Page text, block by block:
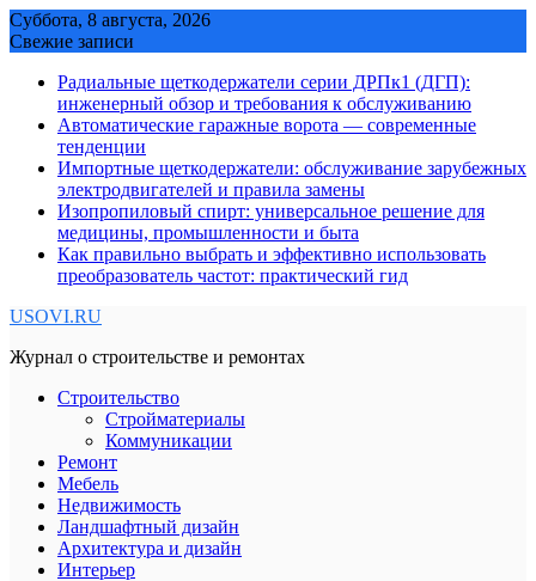
Skip
to
Суббота, 8 августа, 2026
Свежие записи
Радиальные щеткодержатели серии ДРПк1 (ДГП):
инженерный обзор и требования к обслуживанию
Автоматические гаражные ворота — современные
тенденции
Импортные щеткодержатели: обслуживание зарубежных
электродвигателей и правила замены
Изопропиловый спирт: универсальное решение для
медицины, промышленности и быта
Как правильно выбрать и эффективно использовать
преобразователь частот: практический гид
USOVI.RU
Журнал о строительстве и ремонтах
Строительство
Стройматериалы
Коммуникации
Ремонт
Мебель
Недвижимость
Ландшафтный дизайн
Архитектура и дизайн
Интерьер